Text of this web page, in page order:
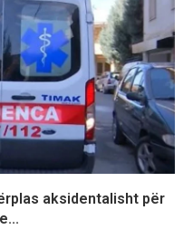
aksidentalisht për